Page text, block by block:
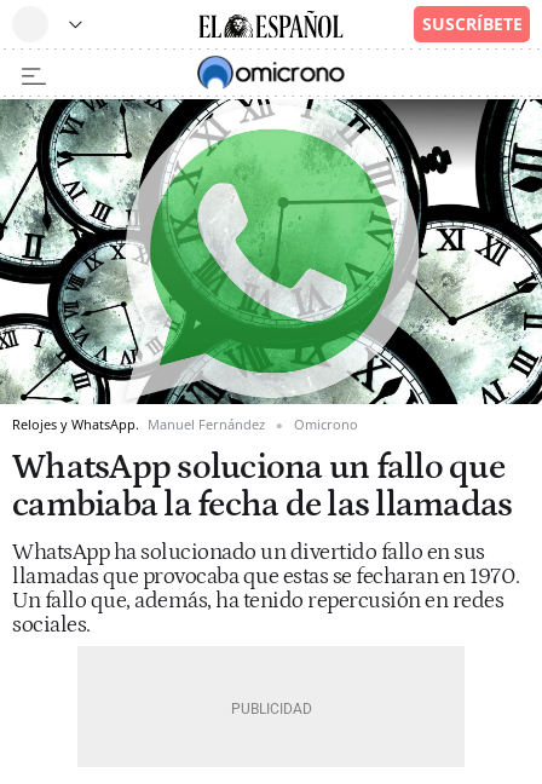
Relojes y WhatsApp. Manuel Fernández Omicrono
WhatsApp soluciona un fallo que
cambiaba la fecha de las llamadas
WhatsApp ha solucionado un divertido fallo en sus
llamadas que provocaba que estas se fecharan en 1970.
Un fallo que, además, ha tenido repercusión en redes
sociales.